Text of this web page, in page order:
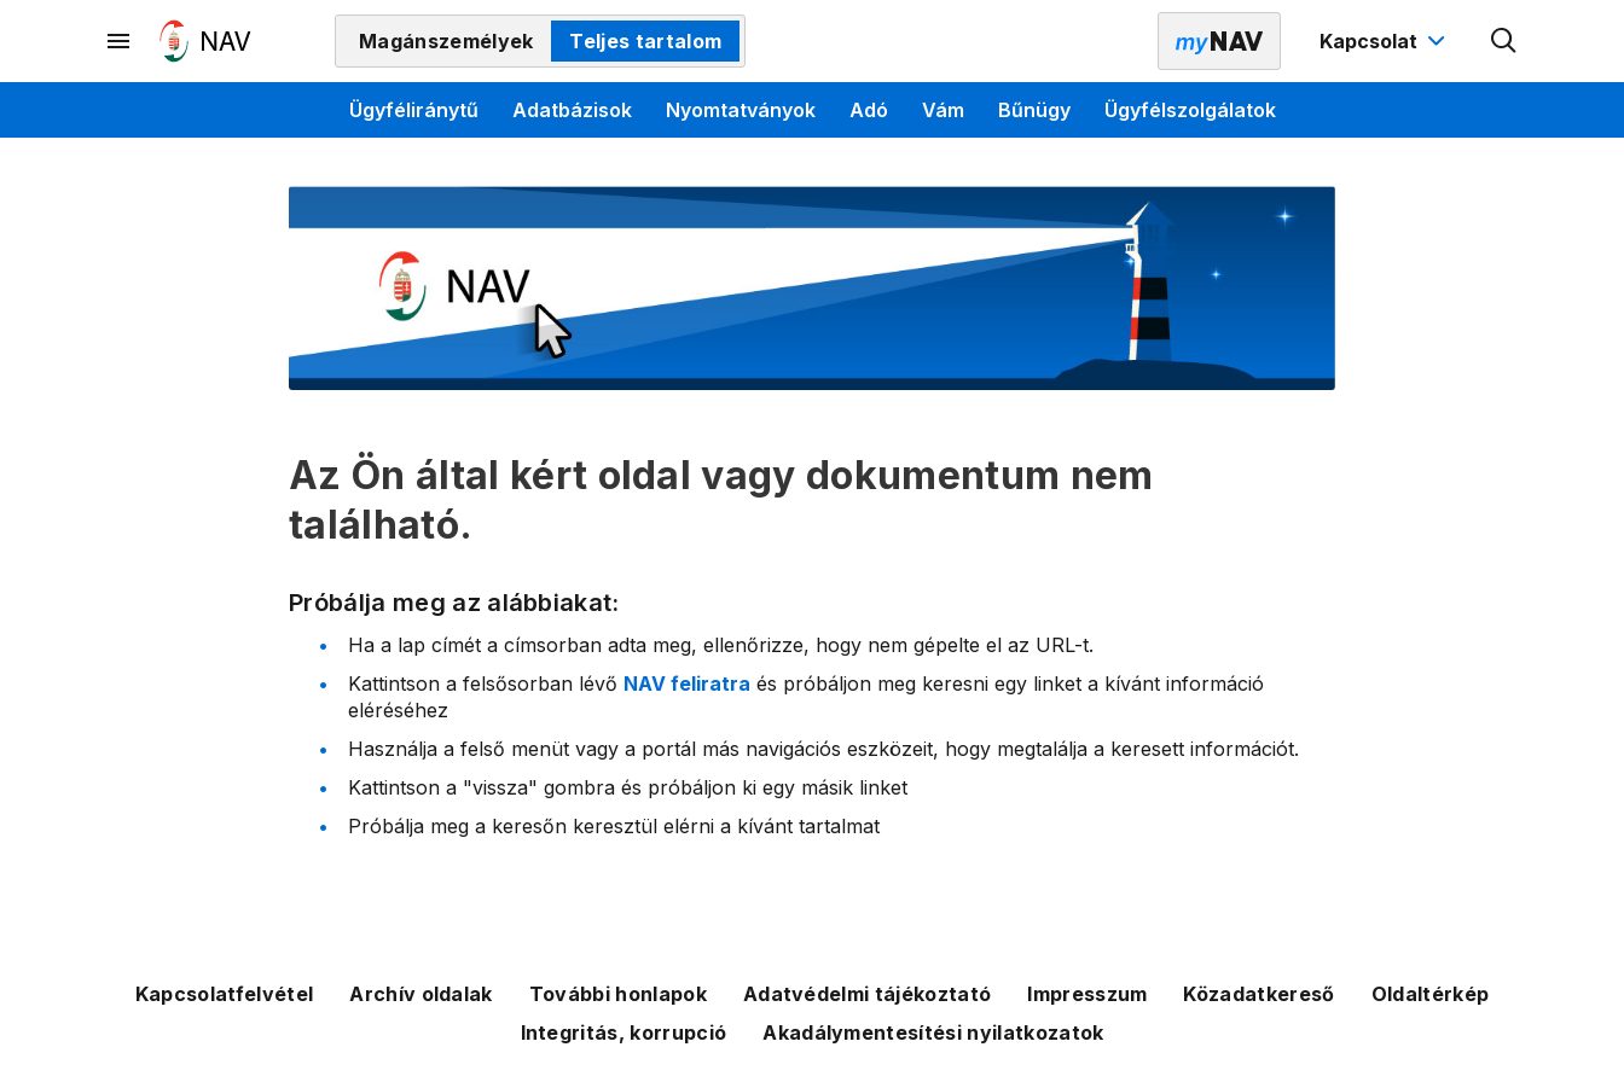
Magánszemélyek Teljes tartalom Kapcsolat
Ügyféliránytű Adatbázisok Nyomtatványok Adó Vám Bűnügy Ügyfélszolgálatok
Az Ön által kért oldal vagy dokumentum nem
található.
Próbálja meg az alábbiakat:
Ha a lap címét a címsorban adta meg, ellenőrizze, hogy nem gépelte el az URL-t.
Kattintson a felsősorban lévő NAV feliratra és próbáljon meg keresni egy linket a kívánt információ
eléréséhez
Használja a felső menüt vagy a portál más navigációs eszközeit, hogy megtalálja a keresett információt.
Kattintson a "vissza" gombra és próbáljon ki egy másik linket
Próbálja meg a keresőn keresztül elérni a kívánt tartalmat
Kapcsolatfelvétel Archív oldalak További honlapok Adatvédelmi tájékoztató Impresszum Közadatkereső
Oldaltérkép
Integritás, korrupció
Akadálymentesítési nyilatkozatok